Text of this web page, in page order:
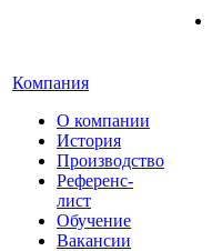
Компания
О компании
История
Производство
Референс-
лист
Обучение
Вакансии